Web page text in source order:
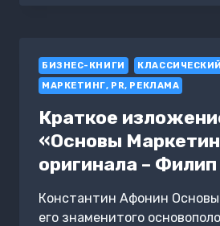
БИЗНЕС-КНИГИ
МАРКЕТИНГ, PR, РЕКЛАМА
Краткое
«Основы
оригинала –
Константин Афонин Основы
его знаменитого